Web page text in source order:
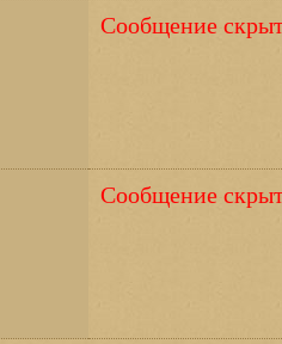
Сообщение
Сообщение